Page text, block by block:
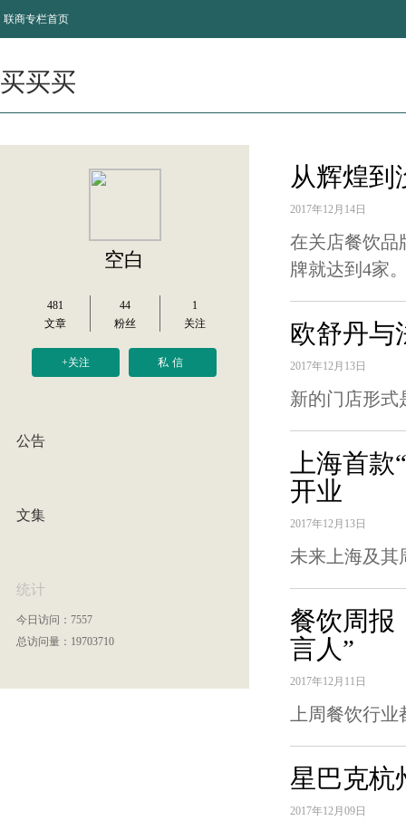
联商专栏首页
买买买
空白
481
文章
44
粉丝
1
关注
+关注 私信
公告
文集
统计
今日访问：7557
总访问量：19703710
从辉煌到
2017年12月14日
在关店餐饮品
牌就达到4家
欧舒丹与
2017年12月13日
新的门店形式
上海首
开业
2017年12月13日
未来上海及其
餐饮周报
言人”
2017年12月11日
上周餐饮行
星巴克杭
2017年12月09日